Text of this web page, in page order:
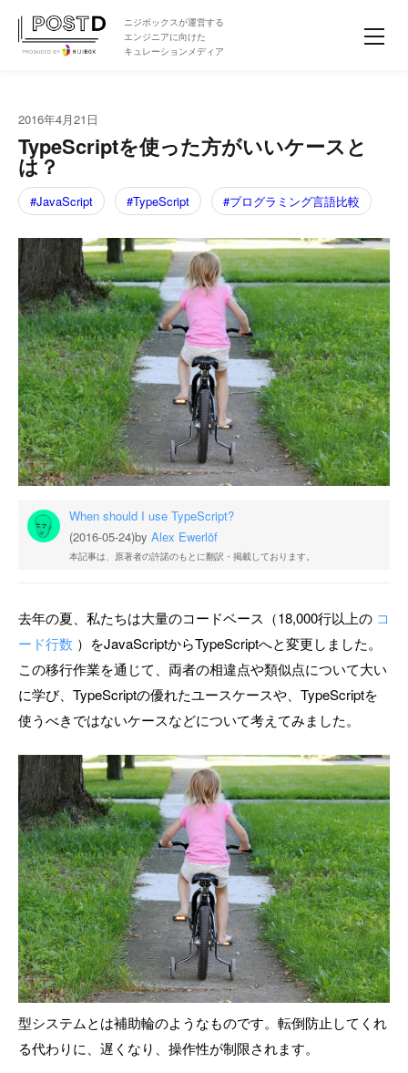
ニジボックスが運営する
エンジニアに向けた
キュレーションメディア
2016年4月21日
TypeScriptを使った方がいいケースと
は？
JavaScript TypeScript プログラミング言語比較
When should I use TypeScript?
(2016-05-24)by Alex Ewerlöf
本記事は、原著者の許諾のもとに翻訳・掲載しております。
去年の夏、私たちは大量のコードベース（18,000行以上の コ
ード行数 ）をJavaScriptからTypeScriptへと変更しました。
この移行作業を通じて、両者の相違点や類似点について大い
に学び、TypeScriptの優れたユースケースや、TypeScriptを
使うべきではないケースなどについて考えてみました。
型システムとは補助輪のようなものです。転倒防止してくれ
る代わりに、遅くなり、操作性が制限されます。